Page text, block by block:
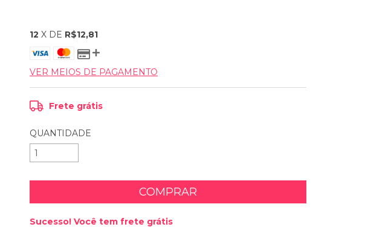
12 X DE R$12,81
VER MEIOS DE PAGAMENTO
Frete grátis
QUANTIDADE
Sucesso! Você tem frete grátis